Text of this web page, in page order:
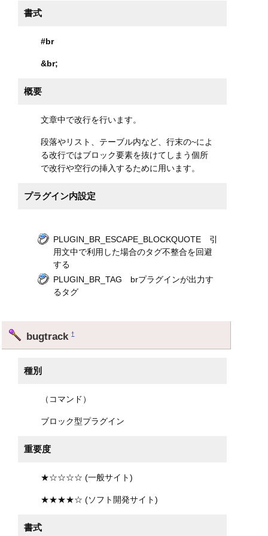
書式
#br
&br;
概要
文章中で改行を行います。
段落やリスト、テーブル内など、行末の~によ
る改行ではブロック要素を抜けてしまう個所
で改行や空行の挿入するために用います。
プラグイン内設定
PLUGIN_BR_ESCAPE_BLOCKQUOTE 引
用文中で利用した場合のタグ不整合を回避
する
PLUGIN_BR_TAG brプラグインが出力す
るタグ
bugtrack†
種別
（コマンド）
ブロック型プラグイン
重要度
★☆☆☆☆ (一般サイト)
★★★★☆ (ソフト開発サイト)
書式